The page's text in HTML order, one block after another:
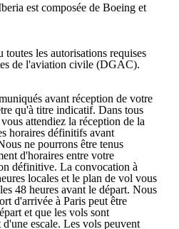
est composée de Boeing et
les autorisations requises
de l'aviation civile (DGAC).
avant réception de votre
qu'à titre indicatif. Dans tous
attendiez la réception de la
horaires définitifs avant
ne pourrons être tenus
d'horaires entre votre
définitive. La convocation à
locales et le plan de vol vous
48 heures avant le départ. Nous
d'arrivée à Paris peut être
et que les vols sont
escale. Les vols peuvent